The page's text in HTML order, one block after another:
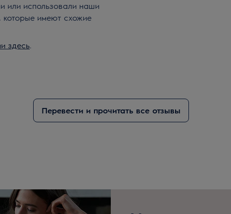
или использовали наши
имеют схожие
здесь.
Перевести и прочитать все отзывы